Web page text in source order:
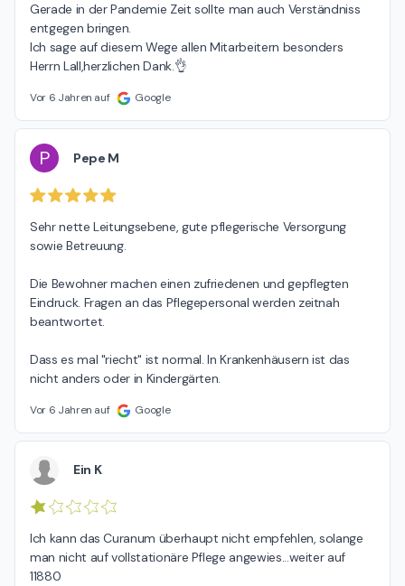
Gerade in der Pandemie Zeit sollte man auch Verständniss
entgegen bringen.
Ich sage auf diesem Wege allen Mitarbeitern besonders
Herrn Lall,herzlichen Dank.👌
Vor 6 Jahren auf Google
P Pepe M
Sehr nette Leitungsebene, gute pflegerische Versorgung
sowie Betreuung.
Die Bewohner machen einen zufriedenen und gepflegten
Eindruck. Fragen an das Pflegepersonal werden zeitnah
beantwortet.
Dass es mal "riecht" ist normal. In Krankenhäusern ist das
nicht anders oder in Kindergärten.
Vor 6 Jahren auf Google
Ein K
Ich kann das Curanum überhaupt nicht empfehlen, solange
man nicht auf vollstationäre Pflege angewies...weiter auf
11880